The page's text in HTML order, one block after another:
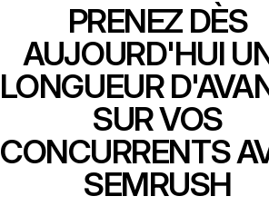
PRENEZ DÈS
AUJOURD'HUI
LONGUEUR
SUR VOS
CONCURRENTS
SEMRUSH